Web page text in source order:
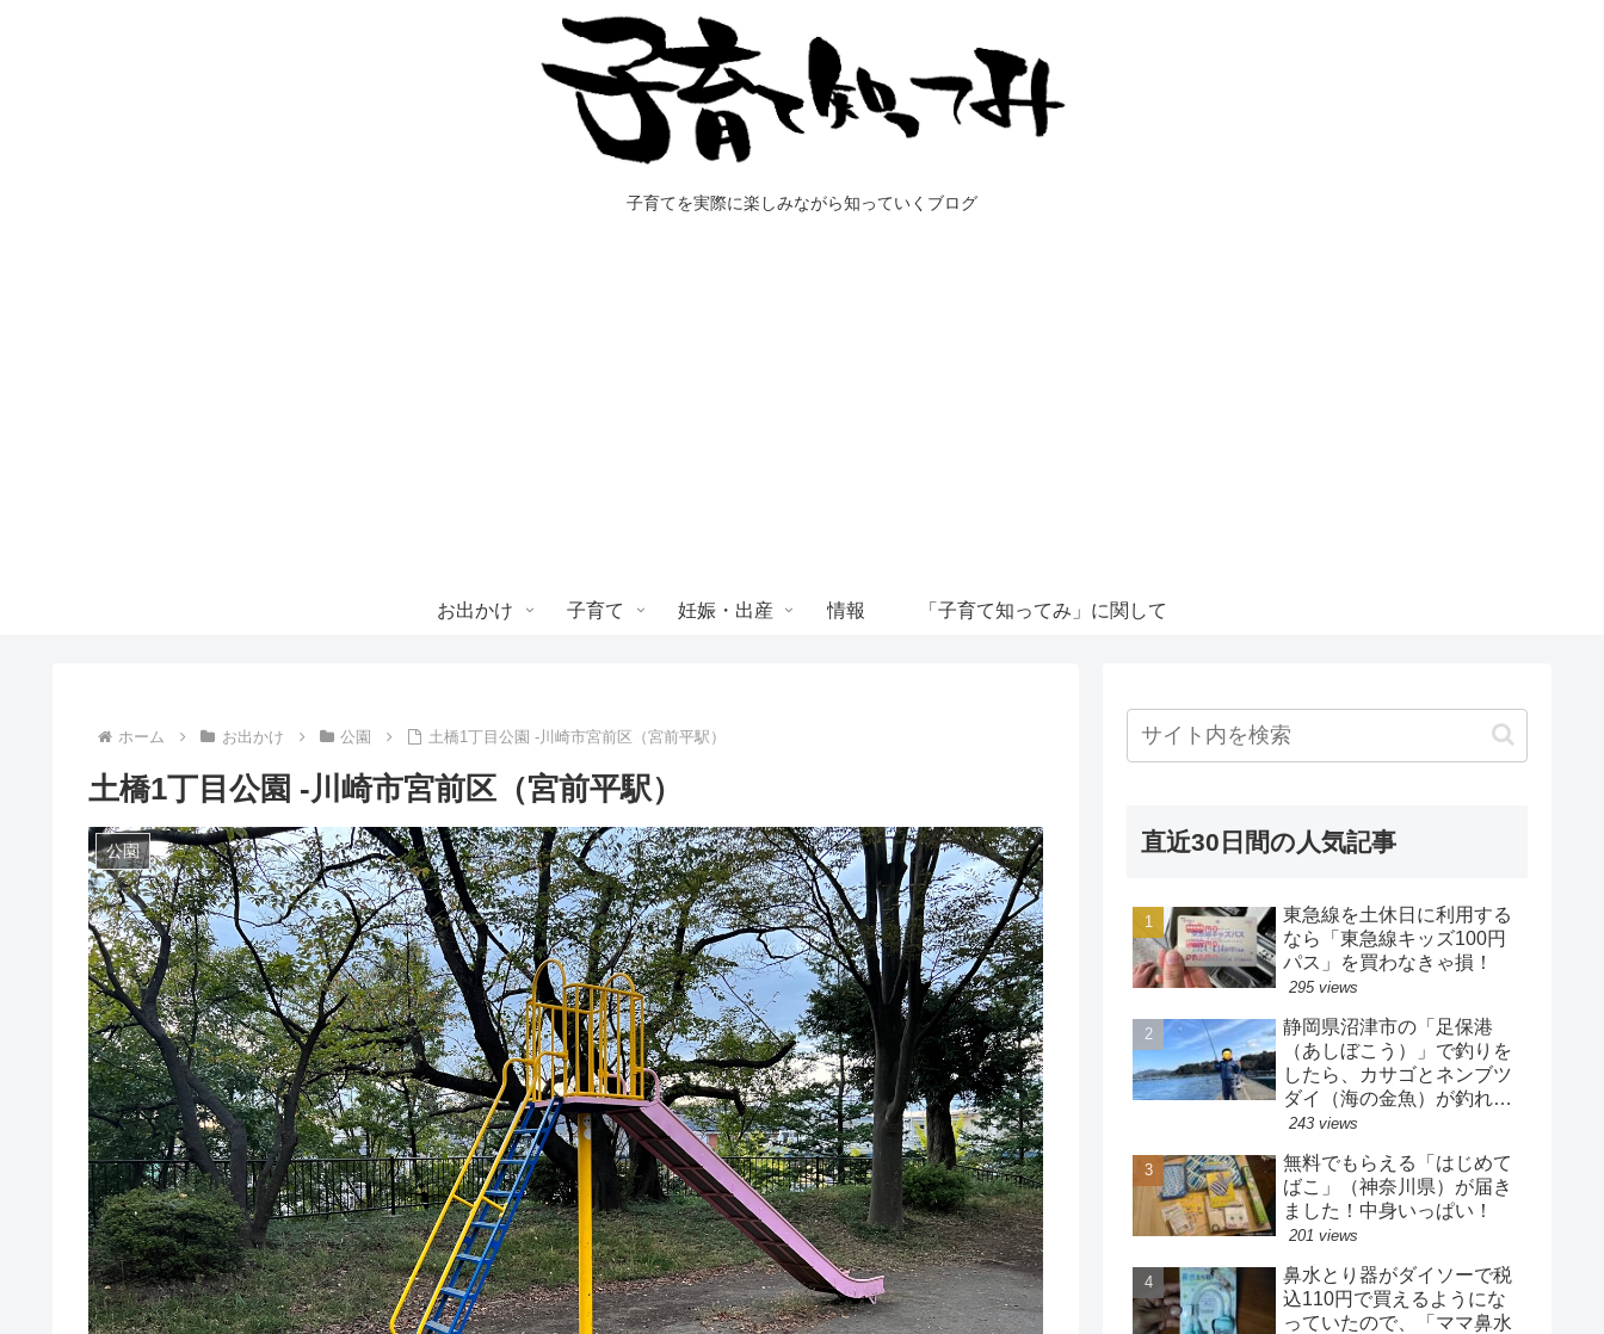
子育てを実際に楽しみながら知っていくブログ
お出かけ 子育て 妊娠・出産 情報 「子育て知ってみ」に関して
ホーム お出かけ 公園 土橋1丁目公園 -川崎市宮前区（宮前平駅）
土橋1丁目公園 -川崎市宮前区（宮前平駅）
公園 直近30日間の人気記事
東急線を土休日に利用する
なら「東急線キッズ100円
パス」を買わなきゃ損！
295 views
静岡県沼津市の「足保港
（あしぼこう）」で釣りを
したら、カサゴとネンブツ
ダイ（海の金魚）が釣れた
よ！
243 views
無料でもらえる「はじめて
ばこ」（神奈川県）が届き
ました！中身いっぱい！
201 views
鼻水とり器がダイソーで税
込110円で買えるようにな
っていたので、「ママ鼻水